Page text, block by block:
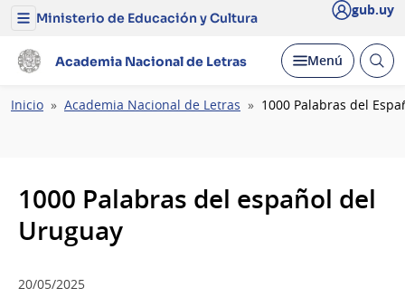
Menú
Ministerio
de
y
Cultura
Ministerio de Educación y Cultura gub.uy
Academia Nacional de Letras Desplegar
Menú Abrir
Ruta
Inicio Academia Nacional de Letras 1000 Palabras del
1000 Palabras del español del
Uruguay
20/05/2025